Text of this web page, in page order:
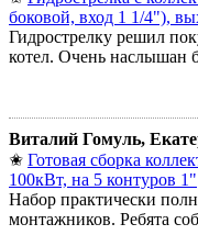
боковой, вход 1 1/4"),
Гидрострелку решил
котел. Очень наслышан
Виталий Гомуль,
✬ Готовая сборка
100кВт, на 5 контуров 1"
Набор практически
монтажников. Ребята